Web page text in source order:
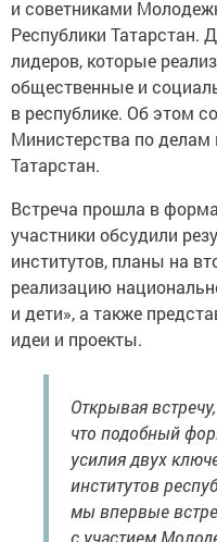
и советниками
Республики Татарстан.
лидеров, которые
общественные и
в республике. Об этом
Министерства по
Татарстан.
Встреча прошла в
участники обсудили
институтов, планы на
реализацию
и дети», а также
идеи и проекты.
Открывая
что подобный
усилия двух
институтов
мы впервые
с участием